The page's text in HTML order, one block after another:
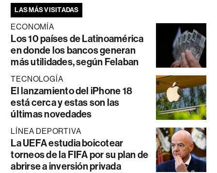
LAS MÁS VISITADAS
ECONOMÍA
Los 10 países de Latinoamérica
en donde los bancos generan
más utilidades, según Felaban
TECNOLOGÍA
El lanzamiento del iPhone 18
está cerca y estas son las
últimas novedades
LÍNEA DEPORTIVA
La UEFA estudia boicotear
torneos de la FIFA por su plan de
abrirse a inversión privada